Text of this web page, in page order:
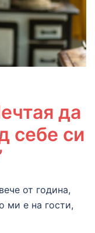
да
себе си
от година,
ми е на гости,